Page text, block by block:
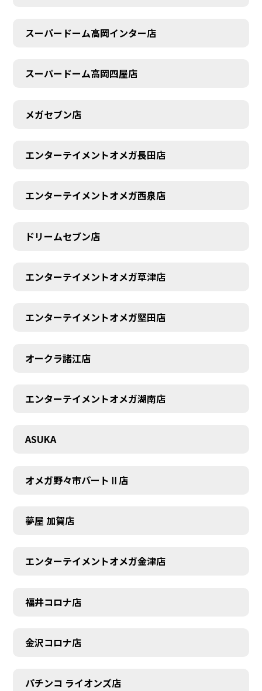
スーパードーム高岡インター店
スーパードーム高岡四屋店
メガセブン店
エンターテイメントオメガ長田店
エンターテイメントオメガ西泉店
ドリームセブン店
エンターテイメントオメガ草津店
エンターテイメントオメガ堅田店
オークラ諸江店
エンターテイメントオメガ湖南店
ASUKA
オメガ野々市パートⅡ店
夢屋 加賀店
エンターテイメントオメガ金津店
福井コロナ店
金沢コロナ店
パチンコ ライオンズ店